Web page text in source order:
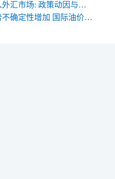
美日联合介入外汇市场: 政策动因与中长期影响
中东地缘局势不确定性增加 国际油价高位震荡